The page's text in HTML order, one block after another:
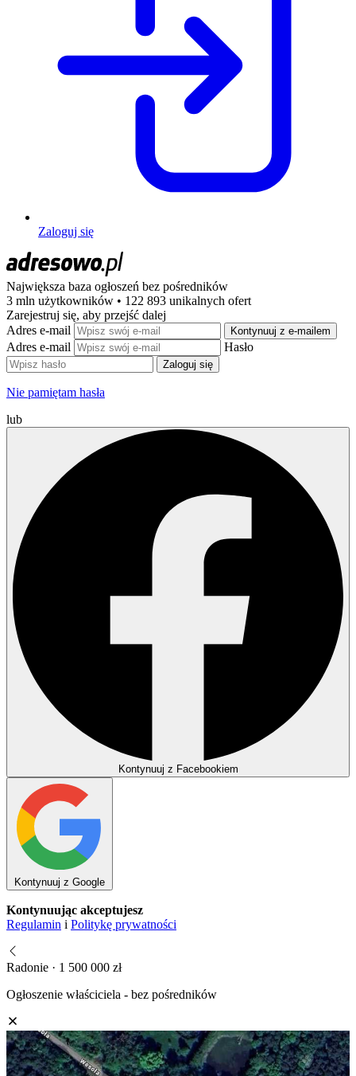
Zaloguj się
Największa baza ogłoszeń bez pośredników
3 mln użytkowników • 122 893 unikalnych ofert
Zarejestruj się, aby przejść dalej
Adres e-mail
Kontynuuj z e-mailem
Adres e-mail Hasło
Zaloguj się
Nie pamiętam hasła
lub
Kontynuuj z Facebookiem
Kontynuuj z Google
Kontynuując akceptujesz
Regulamin i Politykę prywatności
Radonie · 1 500 000 zł
Ogłoszenie właściciela - bez pośredników